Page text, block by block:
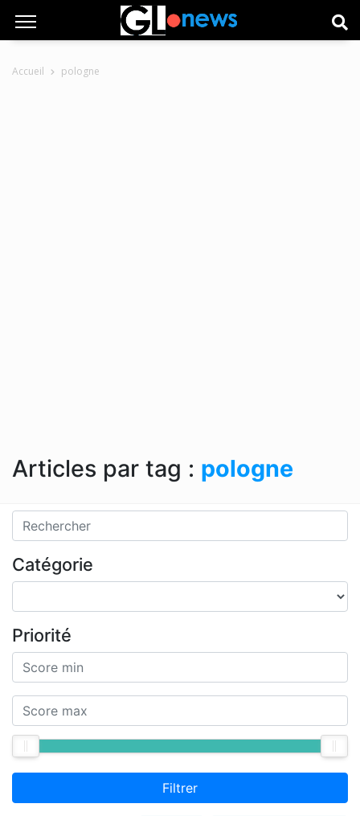
Accueil pologne
Articles par tag : pologne
Catégorie
Priorité
Filtrer